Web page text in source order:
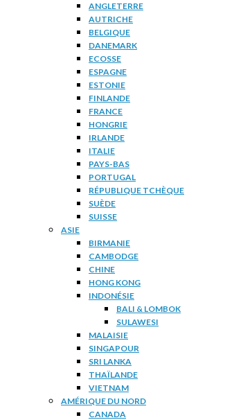
ANGLETERRE
AUTRICHE
BELGIQUE
DANEMARK
ECOSSE
ESPAGNE
ESTONIE
FINLANDE
FRANCE
HONGRIE
IRLANDE
ITALIE
PAYS-BAS
PORTUGAL
RÉPUBLIQUE TCHÈQUE
SUÈDE
SUISSE
ASIE
BIRMANIE
CAMBODGE
CHINE
HONG KONG
INDONÉSIE
BALI & LOMBOK
SULAWESI
MALAISIE
SINGAPOUR
SRI LANKA
THAÏLANDE
VIETNAM
AMÉRIQUE DU NORD
CANADA